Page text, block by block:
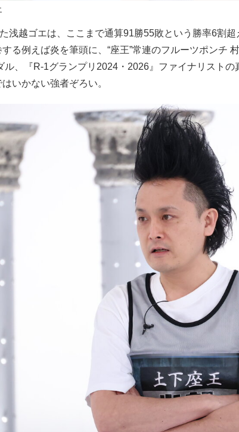
浅越ゴエは、ここまで通算91勝55敗という勝率6割
る例えば炎を筆頭に、“座王”常連のフルーツポンチ
ル、『R-1グランプリ2024・2026』ファイナリストの
はいかない強者ぞろい。